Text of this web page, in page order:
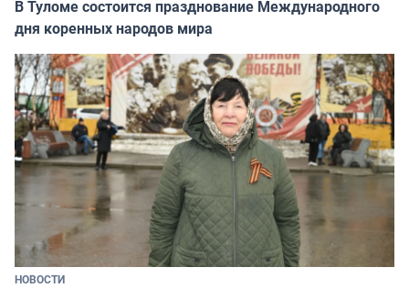
В Туломе состоится празднование Международного
дня коренных народов мира
НОВОСТИ